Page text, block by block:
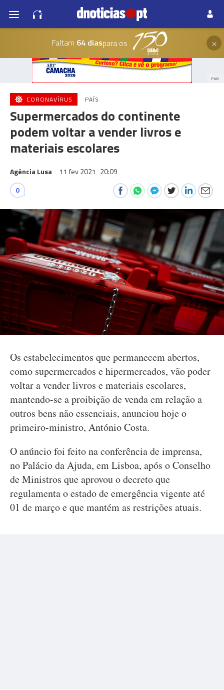
Faltam 64 diaspara os ×
PUB
CORONAVÍRUS PAÍS
Supermercados do continente
podem voltar a vender livros e
materiais escolares
Agência Lusa 11 fev 2021 20:09
0
Os estabelecimentos que permanecem abertos,
como supermercados e hipermercados, vão poder
voltar a vender livros e materiais escolares,
mantendo-se a proibição de venda em relação a
outros bens não essenciais, anunciou hoje o
primeiro-ministro, António Costa.
O anúncio foi feito na conferência de imprensa,
no Palácio da Ajuda, em Lisboa, após o Conselho
de Ministros que aprovou o decreto que
regulamenta o estado de emergência vigente até
01 de março e que mantém as restrições atuais.